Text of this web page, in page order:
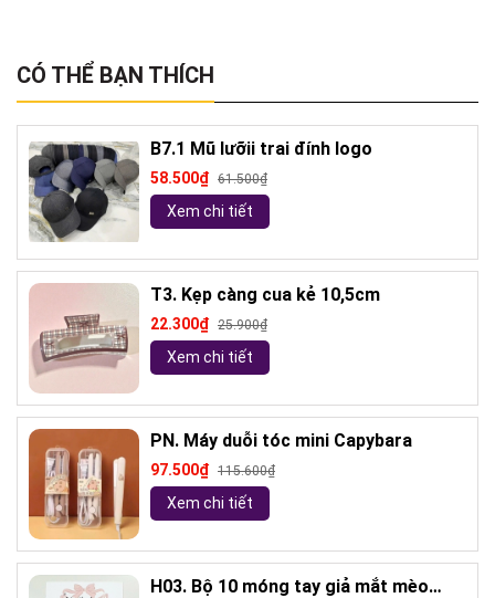
CÓ THỂ BẠN THÍCH
B7.1 Mũ lưỡii trai đính logo
58.500₫ 61.500₫
Xem chi tiết
T3. Kẹp càng cua kẻ 10,5cm
22.300₫ 25.900₫
Xem chi tiết
PN. Máy duỗi tóc mini Capybara
97.500₫ 115.600₫
Xem chi tiết
H03. Bộ 10 móng tay giả mắt mèo